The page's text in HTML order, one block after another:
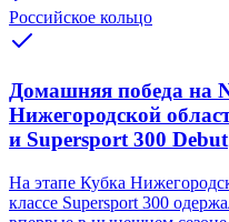
Российское кольцо
Домашняя победа на
Нижегородской
и Supersport 300 Debut
На этапе Кубка
классе Supersport 300